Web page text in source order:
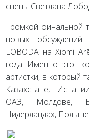
сцены Светлана
Громкой финальной
новых
LOBODA на Xiomi
года. Именно этот
артистки, в который
Казахстане,
ОАЭ, Молдове,
Нидерландах,